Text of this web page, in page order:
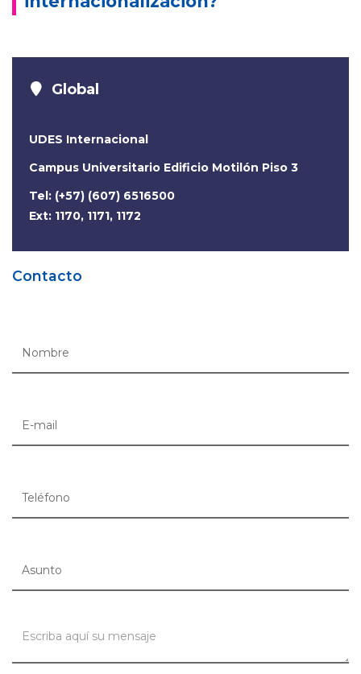
Global
UDES Internacional
Campus Universitario Edificio Motilón Piso 3
Tel: (+57) (607) 6516500
Ext: 1170, 1171, 1172
Contacto